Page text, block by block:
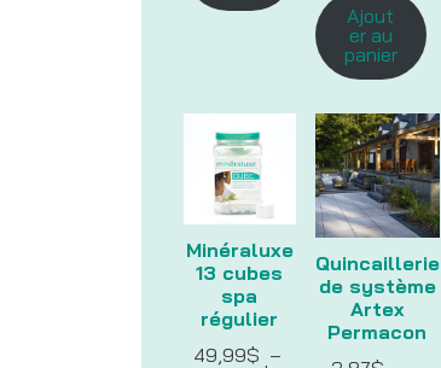
Ajout
er au
panier
Minéraluxe
13 cubes
spa
régulier
49,99$ –
Quincaillerie
de système
Artex
Permacon